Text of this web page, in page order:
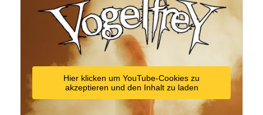
Hier klicken um YouTube-Cookies zu
akzeptieren und den Inhalt zu laden